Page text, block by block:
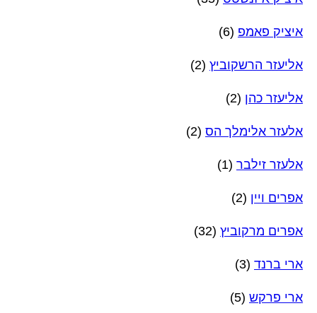
איציק פאמפ (6)
אליעזר הרשקוביץ (2)
אליעזר כהן (2)
אלעזר אלימלך הס (2)
אלעזר זילבר (1)
אפרים ויין (2)
אפרים מרקוביץ (32)
ארי ברנד (3)
ארי פרקש (5)